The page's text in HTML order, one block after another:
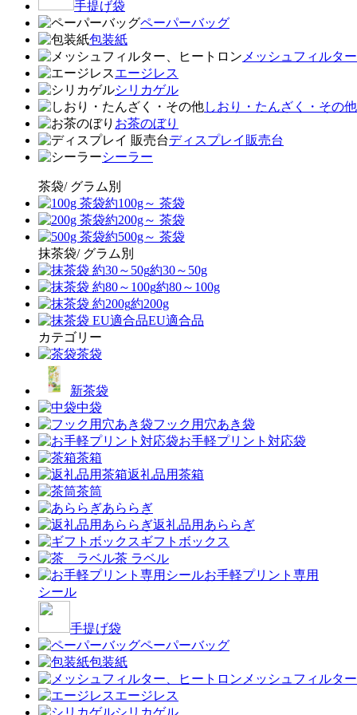
手提げ袋
ペーパーバッグ
包装紙
メッシュフィルタ
エージレス
シリカゲル
しおり・たんざく・その他
お茶のぼり
ディスプレイ販売台
シーラー
茶袋/ グラム別
約100g～ 茶袋
約200g～ 茶袋
約500g～ 茶袋
抹茶袋/ グラム別
約30～50g
約80～100g
約200g
EU適合品
カテゴリー
茶袋
新茶袋
中袋
フック用穴あき袋
お手軽プリント対応袋
茶箱
返礼品用茶箱
茶筒
あららぎ
返礼品用あららぎ
ギフトボックス
茶 ラベル
お手軽プリント専用
シール
手提げ袋
ペーパーバッグ
包装紙
メッシュフィルタ
エージレス
シリカゲル